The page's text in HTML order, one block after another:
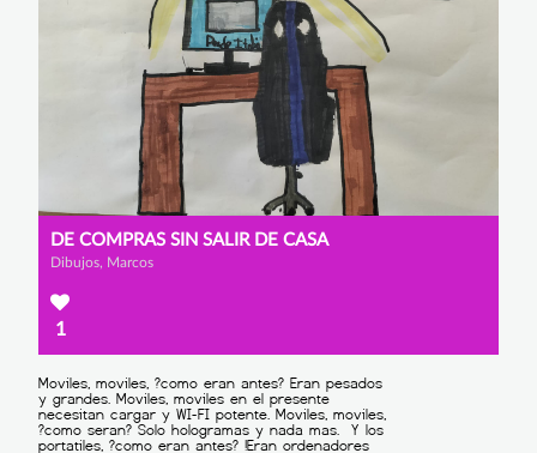
DE COMPRAS SIN SALIR DE CASA
Dibujos, Marcos
1